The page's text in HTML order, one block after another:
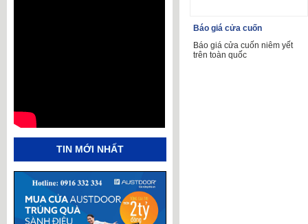
TIN MỚI NHẤT
Báo giá cửa cuốn
Báo giá cửa cuốn niêm yết
trên toàn quốc